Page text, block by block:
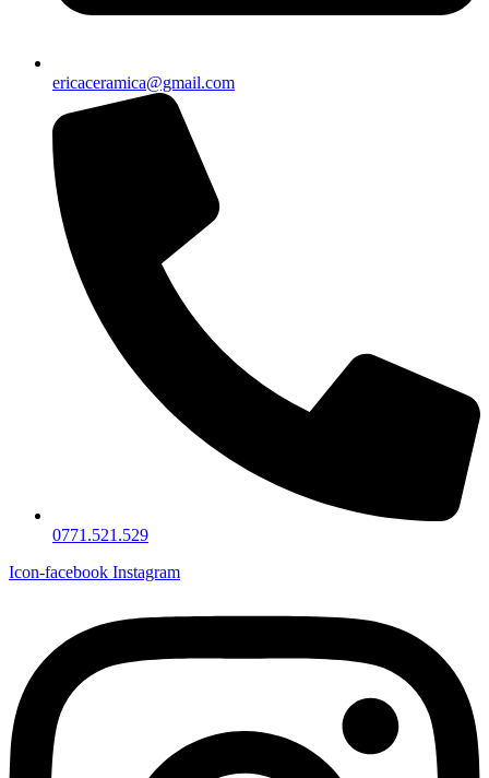
ericaceramica@gmail.com
0771.521.529
Icon-facebook Instagram